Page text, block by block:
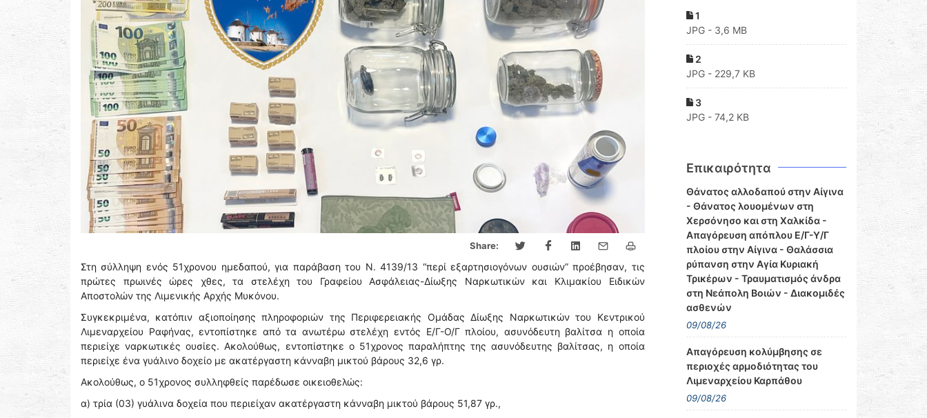
Share:
Στη σύλληψη ενός 51χρονου ημεδαπού, για παράβαση του Ν. 4139/13 “περί εξαρτησιογόνων ουσιών” προέβησαν, τις
πρώτες πρωινές ώρες χθες, τα στελέχη του Γραφείου Ασφάλειας-Δίωξης Ναρκωτικών και Κλιμακίου Ειδικών
Αποστολών της Λιμενικής Αρχής Μυκόνου.
Συγκεκριμένα, κατόπιν αξιοποίησης πληροφοριών της Περιφερειακής Ομάδας Δίωξης Ναρκωτικών του Κεντρικού
Λιμεναρχείου Ραφήνας, εντοπίστηκε από τα ανωτέρω στελέχη εντός Ε/Γ-Ο/Γ πλοίου, ασυνόδευτη βαλίτσα η οποία
περιείχε ναρκωτικές ουσίες. Ακολούθως, εντοπίστηκε ο 51χρονος παραλήπτης της ασυνόδευτης βαλίτσας, η οποία
περιείχε ένα γυάλινο δοχείο με ακατέργαστη κάνναβη μικτού βάρους 32,6 γρ.
Ακολούθως, ο 51χρονος συλληφθείς παρέδωσε οικειοθελώς:
α) τρία (03) γυάλινα δοχεία που περιείχαν ακατέργαστη κάνναβη μικτού βάρους 51,87 γρ.,
1
JPG - 3,6 MB
2
JPG - 229,7 KB
3
JPG - 74,2 KB
Επικαιρότητα
Θάνατος αλλοδαπού στην Αίγινα
- Θάνατος λουομένων στη
Χερσόνησο και στη Χαλκίδα -
Απαγόρευση απόπλου Ε/Γ-Υ/Γ
πλοίου στην Αίγινα - Θαλάσσια
ρύπανση στην Αγία Κυριακή
Τρικέρων - Τραυματισμός άνδρα
στη Νεάπολη Βοιών - Διακομιδές
ασθενών
09/08/26
Απαγόρευση κολύμβησης σε
περιοχές αρμοδιότητας του
Λιμεναρχείου Καρπάθου
09/08/26